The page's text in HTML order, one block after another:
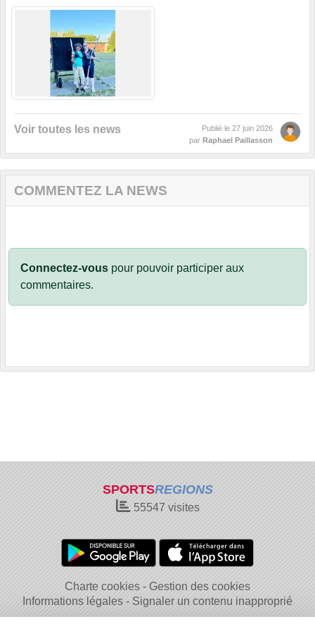
Voir toutes les news Publié le 27 juin 2026
par Raphael Paillasson
COMMENTEZ LA NEWS
Connectez-vous pour pouvoir participer aux
commentaires.
SPORTSREGIONS
55547 visites
Charte cookies
Gestion des cookies
Informations légales
Signaler un contenu inapproprié